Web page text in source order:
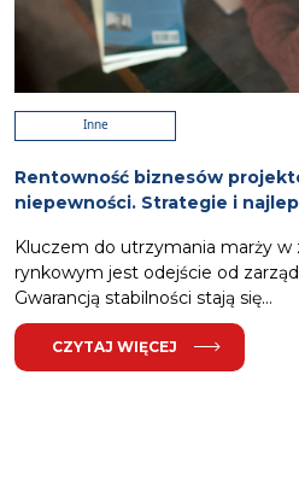
Inne
Rentowność biznesów
niepewności. Strategie i
Kluczem do utrzymania marży
rynkowym jest odejście od
Gwarancją stabilności stają się...
CZYTAJ WIĘCEJ